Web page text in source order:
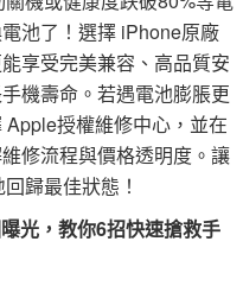
池了！選擇 iPhone原廠
享受完美兼容、高品質安
機壽命。若遇電池膨脹更
授權維修中心，並在
修流程與價格透明度。讓
歸最佳狀態！
光，教你6招快速搶救手